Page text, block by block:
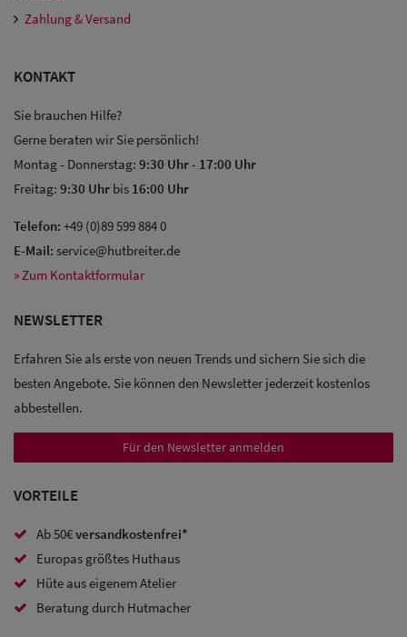
Baseball
Caps
Sale: Army
Caps
Sale:
Trucker
Caps
Sale: Caps
Zahlung & Versand
KONTAKT
Sie brauchen Hilfe?
Gerne beraten wir Sie persönlich!
Montag - Donnerstag: 9:30 Uhr- 17:00 Uhr
Freitag: 9:30 Uhr bis 16:00 Uhr
Telefon: +49 (0)89 599 884 0
E-Mail: service@hutbreiter.de
» Zum Kontaktformular
NEWSLETTER
Erfahren Sie als erste von neuen Trends und sichern Sie sich die
besten Angebote. Sie können den Newsletter jederzeit kostenlos
abbestellen.
Für den Newsletter anmelden
VORTEILE
Ab 50€versandkostenfrei*
Europas größtes Huthaus
Hüte aus eigenem Atelier
Beratung durch Hutmacher